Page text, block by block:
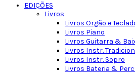
EDIÇÕES
Livros
Livros Orgão e
Livros Piano
Livros Guitarra &
Livros Instr.
Livros Instr. Sopro
Livros Bateria &